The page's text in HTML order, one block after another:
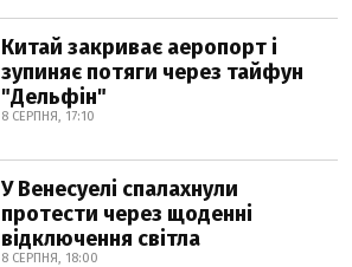
Китай закриває аеропорт і
зупиняє потяги через тайфун
"Дельфін"
8 СЕРПНЯ, 17:10
У Венесуелі спалахнули
протести через щоденні
відключення світла
8 СЕРПНЯ, 18:00